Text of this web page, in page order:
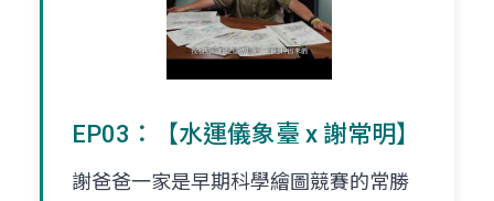
EP03：【水運儀象臺 x 謝常明】
謝爸爸一家是早期科學繪圖競賽的常勝